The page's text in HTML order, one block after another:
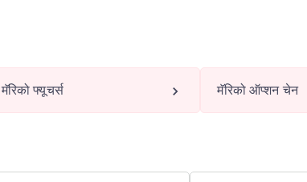
मॅरिको फ्यूचर्स मॅरिको ऑप्शन चेन